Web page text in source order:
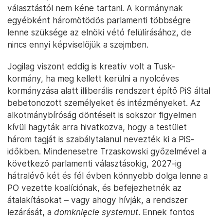
ANotes from Polandszerint a választás tétje, hogy
a törvények megvétózását lehetővé tevő elnöki
pozíciót a Polgári Koalíció jelöltje nyeri-e el, ezzel
felgyorsítva a kormánypártok embereinek
ígért reformjainak végrehajtását. Ugyanis sok
intézkedést Duda államfő vétói miatt nem tudott
még végrehajtani a Tusk-kormány, így a roppant
szigorú abortusztörvények enyhítését sem. Ha
Nawrocki nyerne, folytatódhatna a kötélhúzás az
államfővel, de a cikk szerint előrehozott
választástól nem kéne tartani. A kormánynak
egyébként háromötödös parlamenti többségre
lenne szüksége az elnöki vétó felülírásához, de
nincs ennyi képviselőjük a szejmben.
Jogilag viszont eddig is kreatív volt a Tusk-
kormány, ha meg kellett kerülni a nyolcéves